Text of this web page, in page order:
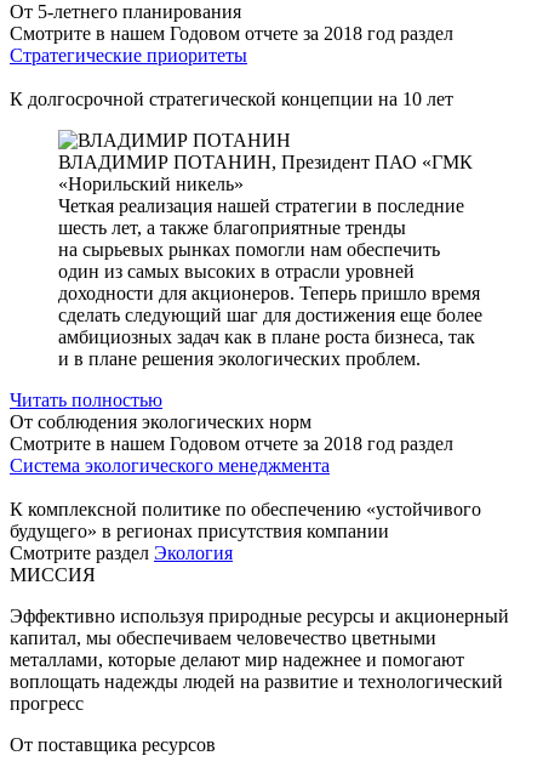
От 5-летнего планирования
Смотрите в нашем Годовом отчете за 2018 год раздел
Стратегические приоритеты
К долгосрочной стратегической концепции на 10 лет
ВЛАДИМИР ПОТАНИН, Президент ПАО «ГМК
«Норильский никель»
Четкая реализация нашей стратегии в последние
шесть лет, а также благоприятные тренды
на сырьевых рынках помогли нам обеспечить
один из самых высоких в отрасли уровней
доходности для акционеров. Теперь пришло время
сделать следующий шаг для достижения еще более
амбициозных задач как в плане роста бизнеса, так
и в плане решения экологических проблем.
Читать полностью
От соблюдения экологических норм
Смотрите в нашем Годовом отчете за 2018 год раздел
Система экологического менеджмента
К комплексной политике по обеспечению «устойчивого
будущего» в регионах присутствия компании
Смотрите раздел Экология
МИССИЯ
Эффективно используя природные ресурсы и акционерный
капитал, мы обеспечиваем человечество цветными
металлами, которые делают мир надежнее и помогают
воплощать надежды людей на развитие и технологический
прогресс
От поставщика ресурсов